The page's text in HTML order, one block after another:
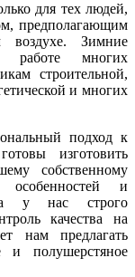
для тех людей,
предполагающим
воздухе. Зимние
работе многих
строительной,
и многих
подход к
изготовить
собственному
и
у нас строго
качества на
нам предлагать
и полушерстяное